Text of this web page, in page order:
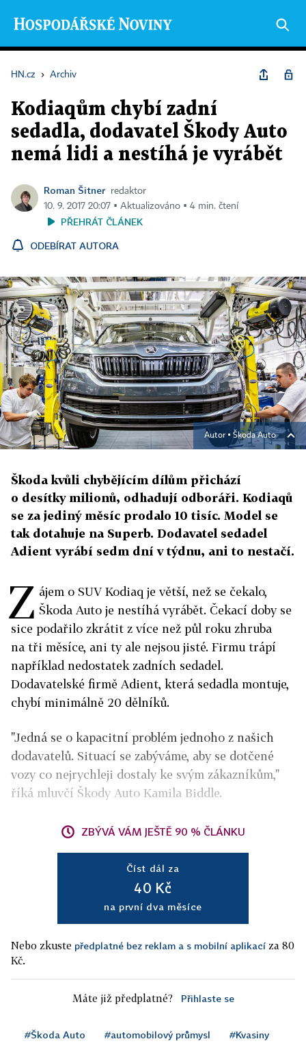
HN.cz › Archiv
Kodiaqům chybí zadní
sedadla, dodavatel Škody Auto
nemá lidi a nestíhá je vyrábět
Roman Šitner
redaktor
10. 9. 2017 20:07 ▪ Aktualizováno ▪ 4 min. čtení
PŘEHRÁT ČLÁNEK
ODEBÍRAT AUTORA
Autor ▪ Škoda Auto
Škoda kvůli chybějícím dílům přichází
o desítky milionů, odhadují odboráři. Kodiaqů
se za jediný měsíc prodalo 10 tisíc. Model se
tak dotahuje na Superb. Dodavatel sedadel
Adient vyrábí sedm dní v týdnu, ani to nestačí.
Z ájem o SUV Kodiaq je větší, než se čekalo,
Škoda Auto je nestíhá vyrábět. Čekací doby se
sice podařilo zkrátit z více než půl roku zhruba
na tři měsíce, ani ty ale nejsou jisté. Firmu trápí
například nedostatek zadních sedadel.
Dodavatelské firmě Adient, která sedadla montuje,
chybí minimálně 20 dělníků.
"Jedná se o kapacitní problém jednoho z našich
dodavatelů. Situací se zabýváme, aby se dotčené
vozy co nejrychleji dostaly ke svým zákazníkům,"
říká mluvčí Škody Auto Kamila Biddle.
ZBÝVÁ VÁM JEŠTĚ 90 % ČLÁNKU
Číst dál za
40 Kč
na první dva měsíce
Nebo zkuste předplatné bez reklam a s mobilní aplikací za 80
Kč.
Máte již předplatné? Přihlaste se
#Škoda Auto #automobilový průmysl #Kvasiny